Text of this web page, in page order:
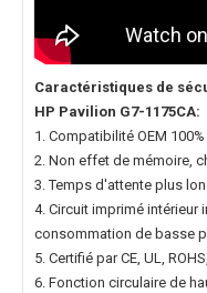
Caractéristiques de
HP Pavilion G7-1175CA:
1. Compatibilité OEM 100%
2. Non effet de mémoire,
3. Temps d'attente plus
4. Circuit imprimé intérieur
consommation de basse
5. Certifié par CE, UL,
6. Fonction circulaire de